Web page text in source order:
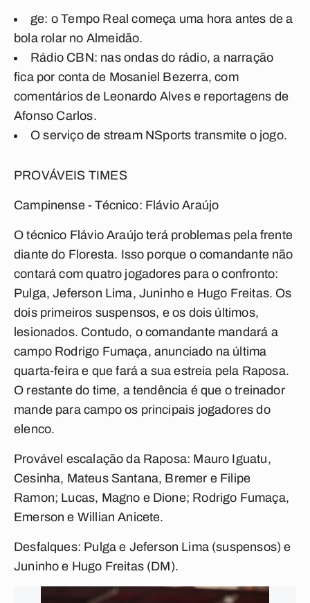
ge: o Tempo Real começa uma hora antes de a
bola rolar no Almeidão.
Rádio CBN: nas ondas do rádio, a narração
fica por conta de Mosaniel Bezerra, com
comentários de Leonardo Alves e reportagens de
Afonso Carlos.
O serviço de stream NSports transmite o jogo.
PROVÁVEIS TIMES
Campinense - Técnico: Flávio Araújo
O técnico Flávio Araújo terá problemas pela frente
diante do Floresta. Isso porque o comandante não
contará com quatro jogadores para o confronto:
Pulga, Jeferson Lima, Juninho e Hugo Freitas. Os
dois primeiros suspensos, e os dois últimos,
lesionados. Contudo, o comandante mandará a
campo Rodrigo Fumaça, anunciado na última
quarta-feira e que fará a sua estreia pela Raposa.
O restante do time, a tendência é que o treinador
mande para campo os principais jogadores do
elenco.
Provável escalação da Raposa: Mauro Iguatu,
Cesinha, Mateus Santana, Bremer e Filipe
Ramon; Lucas, Magno e Dione; Rodrigo Fumaça,
Emerson e Willian Anicete.
Desfalques: Pulga e Jeferson Lima (suspensos) e
Juninho e Hugo Freitas (DM).